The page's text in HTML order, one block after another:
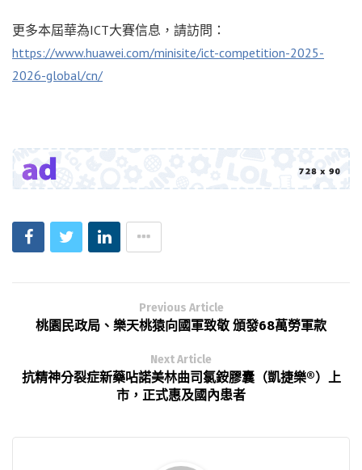
更多本屆華為ICT大賽信息，請訪問：
https://www.huawei.com/minisite/ict-competition-2025-
2026-global/cn/
Previous Article
桃園民政局、樂天桃猿向國軍致敬 頒發68萬勞軍款
Next Article
抗精神分裂症新藥呫諾美林曲司氯銨膠囊（凱捷樂®）上
市，正式惠及國內患者